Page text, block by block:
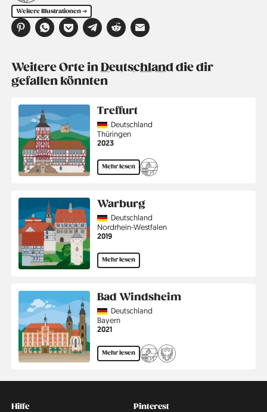
Weitere Illustrationen ➔
Weitere Orte inDeutschlanddie dir
gefallen könnten
Treffurt
CountryDeutschland
Region
Thüringen
Jahr
2023
Mehr lesen
Warburg
CountryDeutschland
Region
Nordrhein-Westfalen
Jahr
2019
Mehr lesen
Bad Windsheim
CountryDeutschland
Region
Bayern
Jahr
2021
Mehr lesen
Kontakt
Hilfe
Social
Pinterest